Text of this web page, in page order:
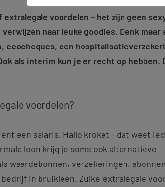
extralegale voordelen – het zijn geen
naar leuke goodies. Denk maar
ecocheques, een
als interim kun je er recht op hebben.
voordelen?
een salaris. Hallo kroket - dat weet
loon krijg je soms ook alternatieve
waardebonnen, verzekeringen,
in bruikleen. Zulke ‘extralegale